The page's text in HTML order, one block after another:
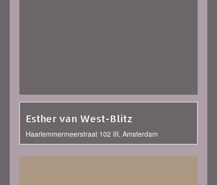
Esther van West-Blitz
Haarlemmermeerstraat 102 III, Amsterdam